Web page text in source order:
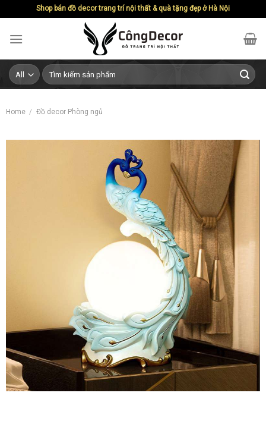
content
Shop bán đồ decor trang trí nội thất & quà tặng đẹp ở Hà Nội
Search
for:
Home / Đồ decor Phòng ngủ